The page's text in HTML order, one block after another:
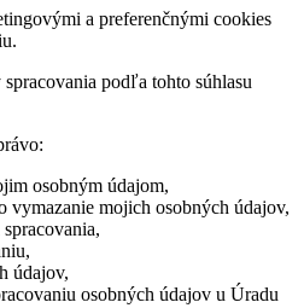
a preferenčnými cookies
podľa tohto súhlasu
osobným údajom,
vymazanie mojich osobných údajov,
údajov,
osobných údajov u Úradu